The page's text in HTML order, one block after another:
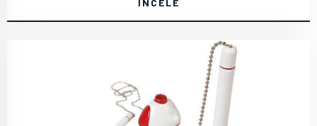
İNCELE